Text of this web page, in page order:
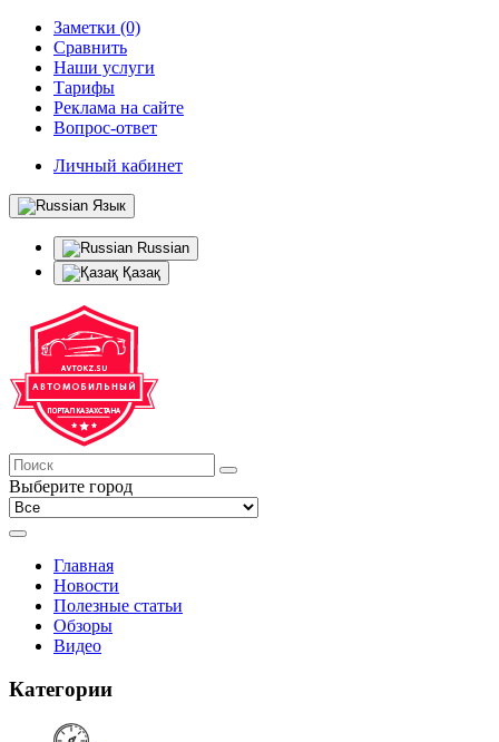
Заметки (0)
Сравнить
Наши услуги
Тарифы
Реклама на сайте
Вопрос-ответ
Личный кабинет
Язык
Russian
Қазақ
Выберите город
Главная
Новости
Полезные статьи
Обзоры
Видео
Категории